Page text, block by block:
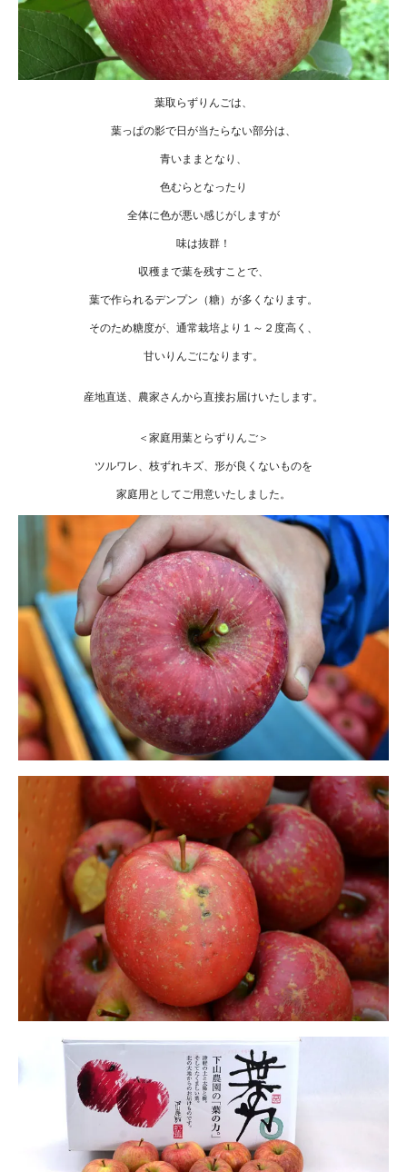
葉取らずりんごは、
葉っぱの影で日が当たらない部分は、
青いままとなり、
色むらとなったり
全体に色が悪い感じがしますが
味は抜群！
収穫まで葉を残すことで、
葉で作られるデンプン（糖）が多くなります。
そのため糖度が、通常栽培より１～２度高く、
甘いりんごになります。
産地直送、農家さんから直接お届けいたします。
＜家庭用葉とらずりんご＞
ツルワレ、枝ずれキズ、形が良くないものを
家庭用としてご用意いたしました。